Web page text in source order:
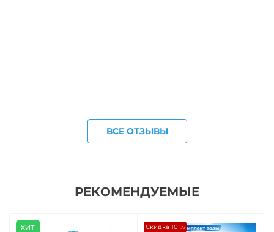
ВСЕ ОТЗЫВЫ
РЕКОМЕНДУЕМЫЕ
Скидка 10 %